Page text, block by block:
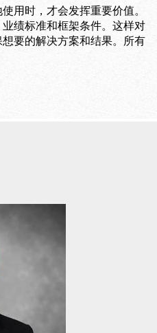
用时，才会发挥重要价值。
绩标准和框架条件。这样对
要的解决方案和结果。所有